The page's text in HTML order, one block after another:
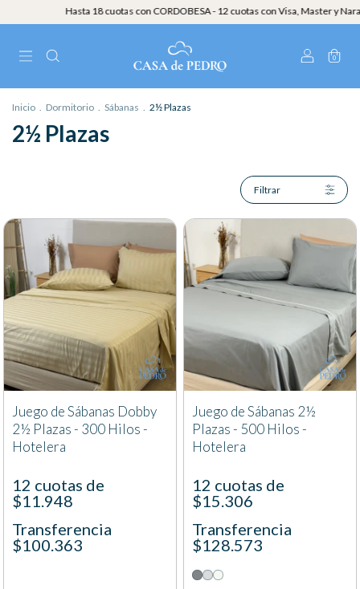
Hasta 18 cuotas con CORDOBESA - 12 cuotas con Visa, Master y
0
Inicio . Dormitorio . Sábanas . 2½ Plazas
2½ Plazas
Filtrar
Juego de Sábanas Dobby
2½ Plazas - 300 Hilos -
Hotelera
12 cuotas de
$11.948
Transferencia
$100.363
Juego de Sábanas 2½
Plazas - 500 Hilos -
Hotelera
12 cuotas de
$15.306
Transferencia
$128.573